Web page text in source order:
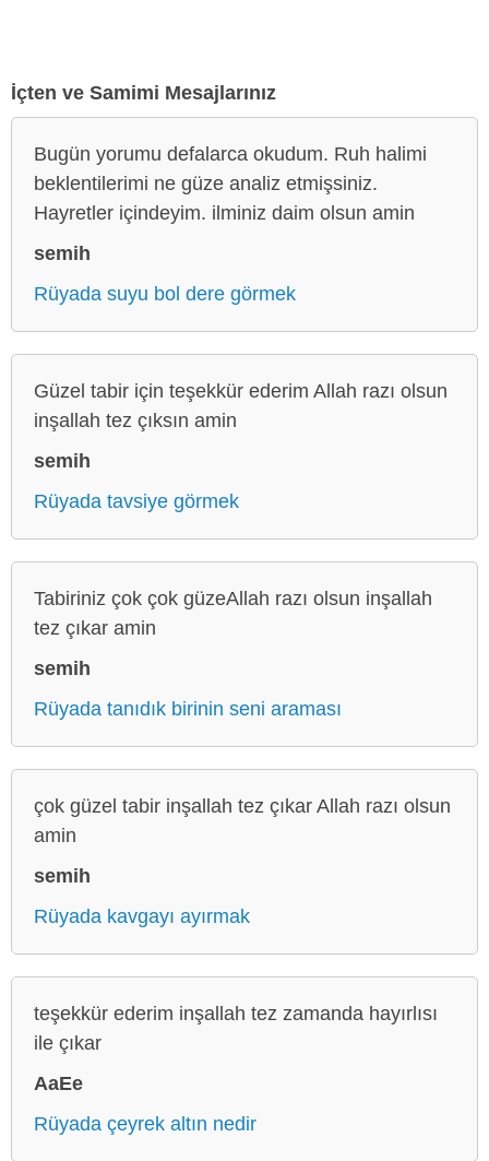
İçten ve Samimi Mesajlarınız
Bugün yorumu defalarca okudum. Ruh halimi
beklentilerimi ne güze analiz etmişsiniz.
Hayretler içindeyim. ilminiz daim olsun amin
semih
Rüyada suyu bol dere görmek
Güzel tabir için teşekkür ederim Allah razı olsun
inşallah tez çıksın amin
semih
Rüyada tavsiye görmek
Tabiriniz çok çok güzeAllah razı olsun inşallah
tez çıkar amin
semih
Rüyada tanıdık birinin seni araması
çok güzel tabir inşallah tez çıkar Allah razı olsun
amin
semih
Rüyada kavgayı ayırmak
teşekkür ederim inşallah tez zamanda hayırlısı
ile çıkar
AaEe
Rüyada çeyrek altın nedir